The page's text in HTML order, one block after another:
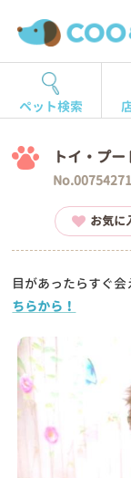
ペット検索
トイ・プ
お気に
目があったらすぐ
ちらから！